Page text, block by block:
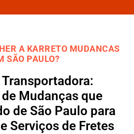
A KARRETO MUDANCAS
SÃO PAULO?
Mudanças que
de São Paulo para
Serviços de Fretes